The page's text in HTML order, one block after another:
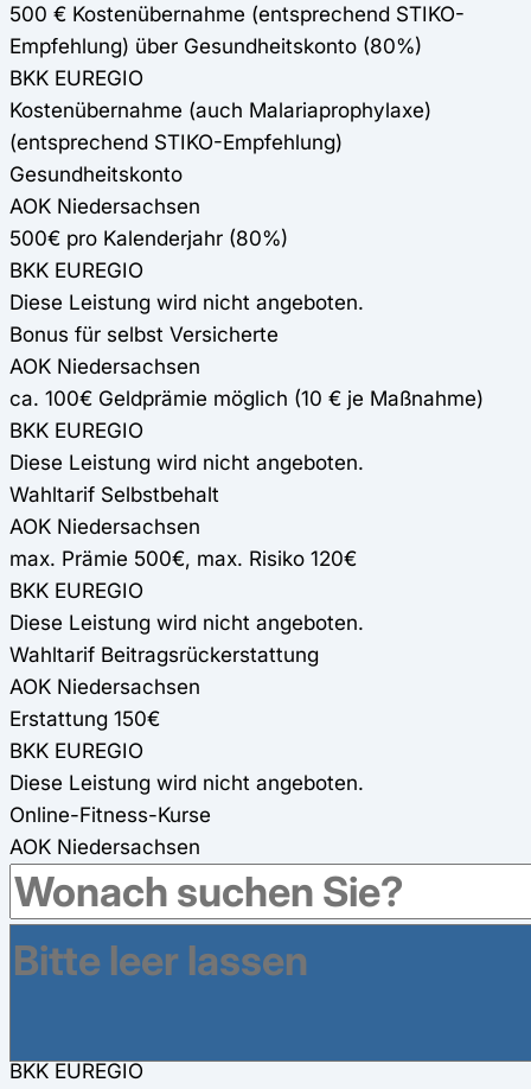
500 € Kostenübernahme (entsprechend STIKO-
Empfehlung) über Gesundheitskonto (80%)
BKK EUREGIO
Kostenübernahme (auch Malariaprophylaxe)
(entsprechend STIKO-Empfehlung)
Gesundheitskonto
AOK Niedersachsen
500€ pro Kalenderjahr (80%)
BKK EUREGIO
Diese Leistung wird nicht angeboten.
Bonus für selbst Versicherte
AOK Niedersachsen
ca. 100€ Geldprämie möglich (10 € je Maßnahme)
BKK EUREGIO
Diese Leistung wird nicht angeboten.
Wahltarif Selbstbehalt
AOK Niedersachsen
max. Prämie 500€, max. Risiko 120€
BKK EUREGIO
Diese Leistung wird nicht angeboten.
Wahltarif Beitragsrückerstattung
AOK Niedersachsen
Erstattung 150€
BKK EUREGIO
Diese Leistung wird nicht angeboten.
Online-Fitness-Kurse
AOK Niedersachsen
Zwei Kurse über Cyberhealth (100%)
BKK EUREGIO
200€ Zuschuss für Online-Fitness-Kurse
Gesundheitsreisen
BKK EUREGIO